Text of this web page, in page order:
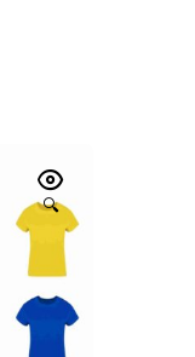
🔍